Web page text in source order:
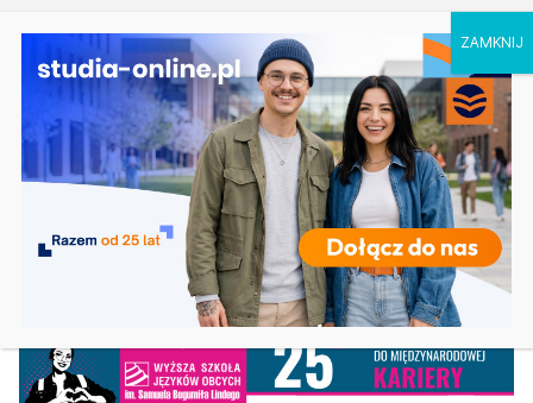
Ostatnie
wpisy:
Prawo w Łomży
Pedagogika przedszkolna i wczesnoszkolna w
Skierniewicach
Kosmetologia w Opolu
Logistyka – studia inżynierskie na Uniwersytecie
Szczecińskim
Elektroniczne przetwarzanie informacji w
Krakowie